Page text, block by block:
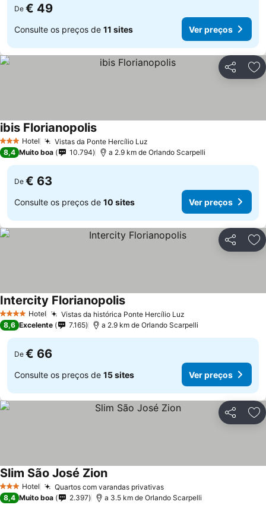
De € 49
Consulte os preços de 11 sites Ver preços
Partilhar
3 EstrelasHotel Vistas da Ponte Hercílio Luz
ibis FlorianopolisVer preços
8,4 Muito boa 10.794 a 2.9 km de Orlando Scarpelli
De € 63
Consulte os preços de 10 sites Ver preços
Partilhar
4 EstrelasHotel Vistas da histórica Ponte Hercílio Luz
Intercity FlorianopolisVer preços
8,6 Excelente 7.165 a 2.9 km de Orlando Scarpelli
De € 66
Consulte os preços de 15 sites Ver preços
Partilhar
3 EstrelasHotel Quartos com varandas privativasVer preços
Slim São José ZionVer preços
8,4 Muito boa 2.397 a 3.5 km de Orlando Scarpelli